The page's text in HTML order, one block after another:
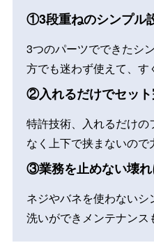
①3段重ねのシンプル
3つのパーツでできたシ
方でも迷わず使えて、す
②入れるだけでセット
特許技術、入れるだけ
なく上下で挟まないので
③業務を止めない壊れ
ネジやバネを使わない
洗いができメンテナンス